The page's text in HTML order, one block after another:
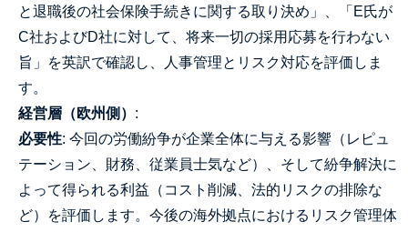
と退職後の社会保険手続きに関する取り決め」、「E氏が
C社およびD社に対して、将来一切の採用応募を行わない
旨」を英訳で確認し、人事管理とリスク対応を評価しま
す。
経営層（欧州側） :
必要性: 今回の労働紛争が企業全体に与える影響（レピュ
テーション、財務、従業員士気など）、そして紛争解決に
よって得られる利益（コスト削減、法的リスクの排除な
ど）を評価します。今後の海外拠点におけるリスク管理体